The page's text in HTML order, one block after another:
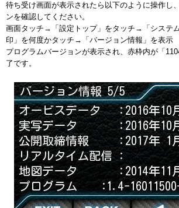
待ち受け画面が表示されたら以下のように操作し
ンを確認してください。
画面タッチ→「設定トップ」をタッチ→「システ
印」を何度かタッチ→「バージョン情報」を表示
プログラムバージョンが表示され、赤枠内が「
了です。